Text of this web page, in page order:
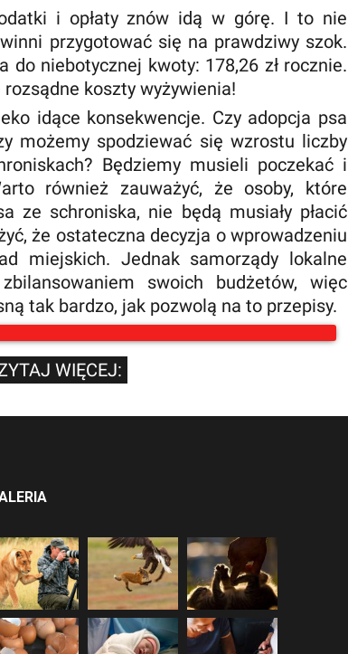
i opłaty znów idą w górę. I to nie
przygotować się na prawdziwy szok.
do niebotycznej kwoty: 178,26 zł rocznie.
koszty wyżywienia!
idące konsekwencje. Czy adopcja psa
możemy spodziewać się wzrostu liczby
Będziemy musieli poczekać i
również zauważyć, że osoby, które
ze schroniska, nie będą musiały płacić
że ostateczna decyzja o wprowadzeniu
miejskich. Jednak samorządy lokalne
swoich budżetów, więc
tak bardzo, jak pozwolą na to przepisy.
WIĘCEJ: